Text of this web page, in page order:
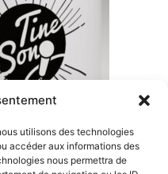
utilisons des technologies
accéder aux informations des
nous permettra de